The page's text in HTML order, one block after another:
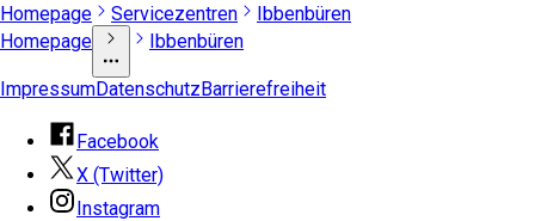
Homepage Servicezentren
Ibbenbüren
Homepage
Ibbenbüren
ImpressumDatenschutzBarrierefreiheit
Facebook
X (Twitter)
Instagram